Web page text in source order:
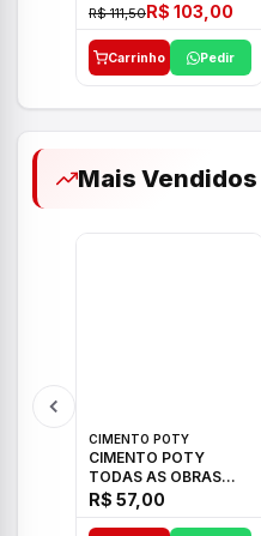
R$ 111,50R$ 103,00
Carrinho Pedir
Mais Vendidos
CIMENTO POTY
CIMENTO POTY
TODAS AS OBRAS
50KG CP-II F/32
R$ 57,00